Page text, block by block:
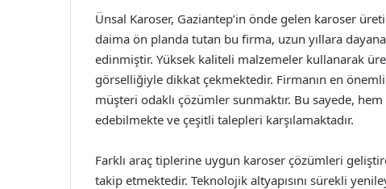
Ünsal Karoser, Gaziantep’in önde gelen karoser
daima ön planda tutan bu firma, uzun yıllara
edinmiştir. Yüksek kaliteli malzemeler kullanarak
görselliğiyle dikkat çekmektedir. Firmanın en
müşteri odaklı çözümler sunmaktır. Bu sayede,
edebilmekte ve çeşitli talepleri karşılamaktadır.
Farklı araç tiplerine uygun karoser çözümleri
takip etmektedir. Teknolojik altyapısını sürekli